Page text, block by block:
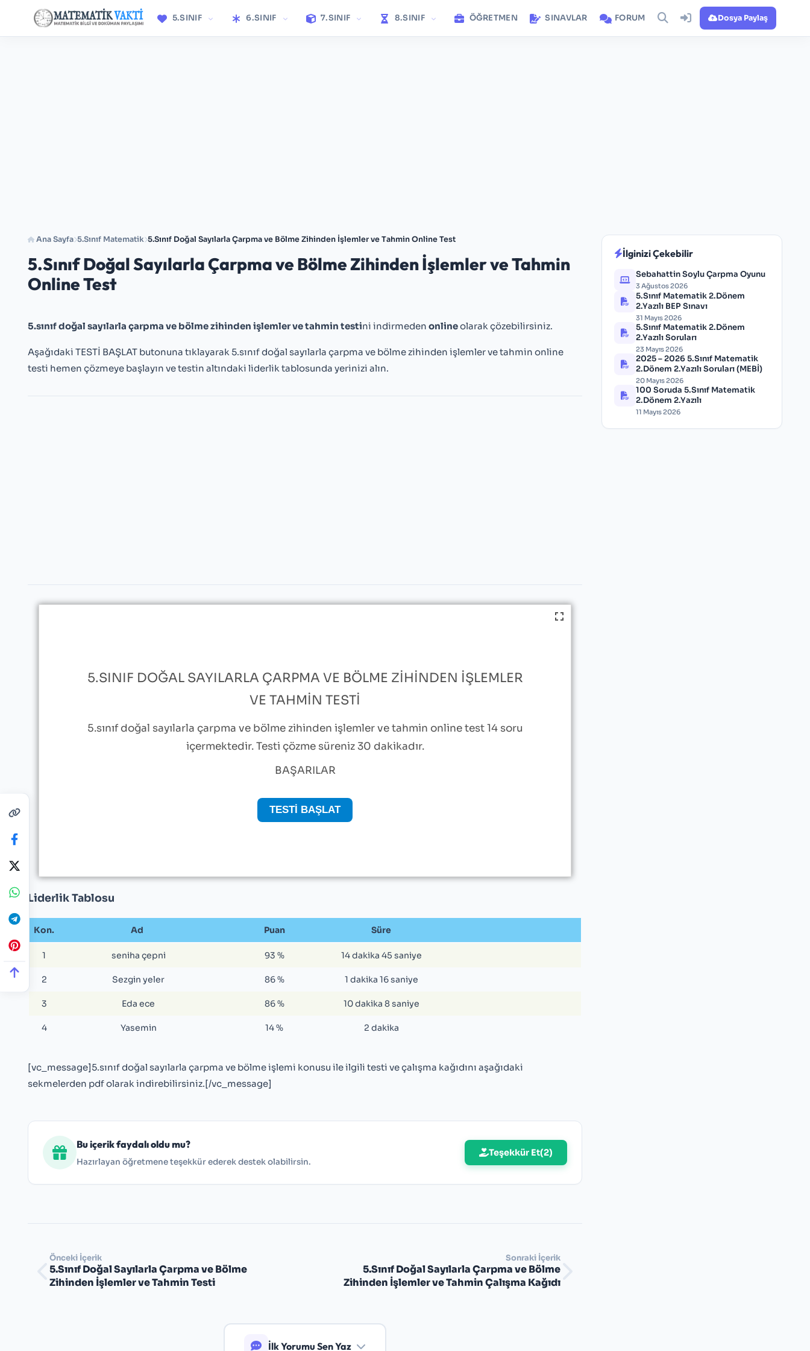
5.SINIF 6.SINIF 7.SINIF 8.SINIF ÖĞRETMEN SINAVLAR FORUM Dosya Paylaş
Ana Sayfa 5.Sınıf Matematik 5.Sınıf Doğal Sayılarla Çarpma ve Bölme Zihinden İşlemler ve Tahmin Online Test
5.Sınıf Doğal Sayılarla Çarpma ve Bölme Zihinden İşlemler ve Tahmin
Online Test
5.sınıf doğal sayılarla çarpma ve bölme zihinden işlemler ve tahmin testini indirmeden onlineolarak çözebilirsiniz.
Aşağıdaki TESTİ BAŞLAT butonuna tıklayarak 5.sınıf doğal sayılarla çarpma ve bölme zihinden işlemler ve tahmin online
testi hemen çözmeye başlayın ve testin altındaki liderlik tablosunda yerinizi alın.
5.SINIF DOĞAL SAYILARLA ÇARPMA VE BÖLME ZIHINDEN İŞLEMLER
VE TAHMIN TESTI
5.sınıf doğal sayılarla çarpma ve bölme zihinden işlemler ve tahmin online test 14 soru
içermektedir. Testi çözme süreniz 30 dakikadır.
BAŞARILAR
Liderlik Tablosu
Kon. Ad Puan Süre
1 seniha çepni 93 % 14 dakika 45 saniye
2 Sezgin yeler 86 % 1 dakika 16 saniye
3 Eda ece 86 % 10 dakika 8 saniye
4 Yasemin 14 % 2 dakika
[vc_message]5.sınıf doğal sayılarla çarpma ve bölme işlemi konusu ile ilgili testi ve çalışma kağıdını aşağıdaki
sekmelerden pdf olarak indirebilirsiniz.[/vc_message]
Bu içerik faydalı oldu mu?
Hazırlayan öğretmene teşekkür ederek destek olabilirsin.
Teşekkür Et(2)
Önceki İçerik
5.Sınıf Doğal Sayılarla Çarpma ve Bölme
Zihinden İşlemler ve Tahmin Testi
Sonraki İçerik
5.Sınıf Doğal Sayılarla Çarpma ve Bölme
Zihinden İşlemler ve Tahmin Çalışma Kağıdı
İlk Yorumu Sen Yaz
İlginizi Çekebilir
Sebahattin Soylu Çarpma Oyunu
3 Ağustos 2026
5.Sınıf Matematik 2.Dönem
2.Yazılı BEP Sınavı
31 Mayıs 2026
5.Sınıf Matematik 2.Dönem
2.Yazılı Soruları
23 Mayıs 2026
2025 – 2026 5.Sınıf Matematik
2.Dönem 2.Yazılı Soruları (MEBİ)
20 Mayıs 2026
100 Soruda 5.Sınıf Matematik
2.Dönem 2.Yazılı
11 Mayıs 2026